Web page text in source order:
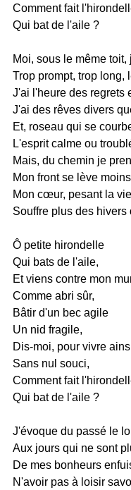
Comment fait
Qui bat de l'aile ?
Moi, sous le même
Trop prompt, trop long,
J'ai l'heure des regrets
J'ai des rêves divers
Et, roseau qui se
L'esprit calme ou
Mais, du chemin je
Mon front se lève
Mon cœur, pesant la
Souffre plus des
Ô petite hirondelle
Qui bats de l'aile,
Et viens contre mon
Comme abri sûr,
Bâtir d'un bec agile
Un nid fragile,
Dis-moi, pour vivre
Sans nul souci,
Comment fait
Qui bat de l'aile ?
J'évoque du passé le
Aux jours qui ne sont
De mes bonheurs
N'avoir pas à loisir